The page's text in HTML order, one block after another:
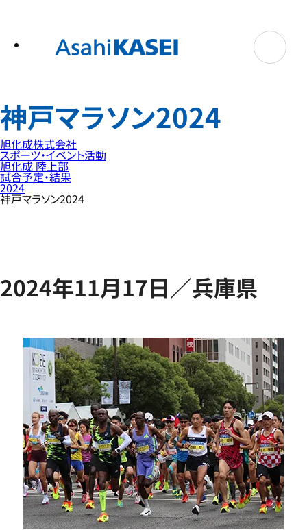
神戸マラソン2024
旭化成株式会社
スポーツ・イベント活動
旭化成 陸上部
試合予定・結果
2024
神戸マラソン2024
2024年11月17日／兵庫県